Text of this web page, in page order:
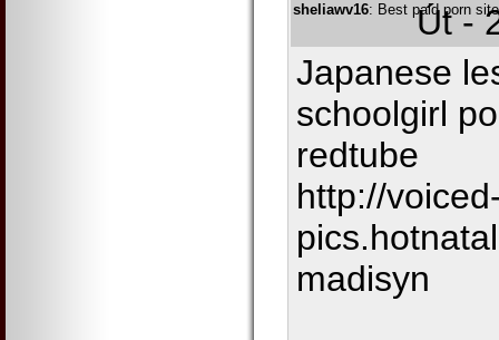
sheliawv16: Best paid porn
Út -
Japanese
schoolgirl
redtube
http://
madisyn